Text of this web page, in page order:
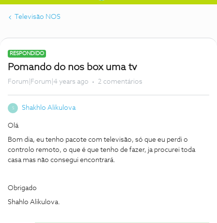
Televisão NOS
RESPONDIDO
Pomando do nos box uma tv
Forum|Forum|4 years ago 2 comentários
S Shakhlo Alikulova
Olá
Bom dia, eu tenho pacote com televisão, só que eu perdi o
controlo remoto, o que é que tenho de fazer, ja procurei toda
casa mas não consegui encontrará.
Obrigado
Shahlo Alikulova.